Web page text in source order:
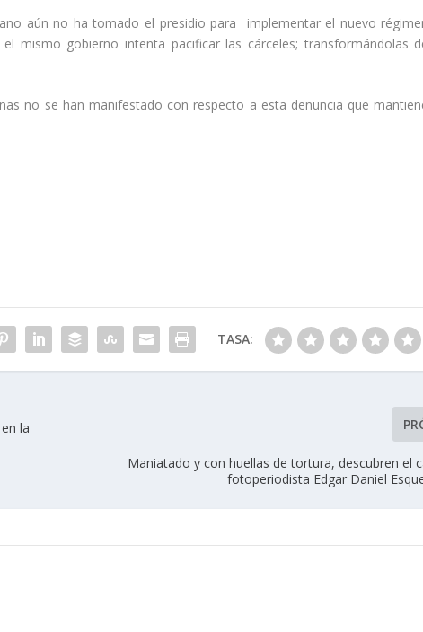
aún no ha tomado el presidio para implementar el nuevo
mismo gobierno intenta pacificar las cárceles; transformándolas
no se han manifestado con respecto a esta denuncia que
TASA:
la
Maniatado y con huellas de tortura, descubren el
fotoperiodista Edgar Daniel